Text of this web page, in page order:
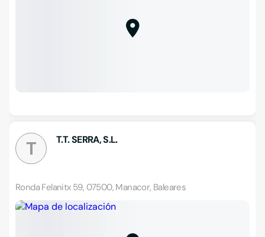
T T.T. SERRA, S.L.
Ronda Felanitx 59, 07500, Manacor, Baleares